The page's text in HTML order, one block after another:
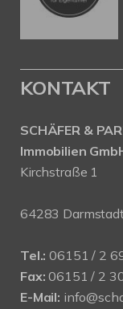
KONTAKT
SCHÄFER &
Immobilien
Kirchstraße 1
64283
Tel.: 06151 / 2
Fax: 06151 / 2
E-Mail: